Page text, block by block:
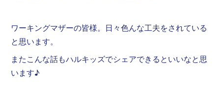
ワーキングマザーの皆様。日々色んな工夫をされている
と思います。
またこんな話もハルキッズでシェアできるといいなと思
います♪